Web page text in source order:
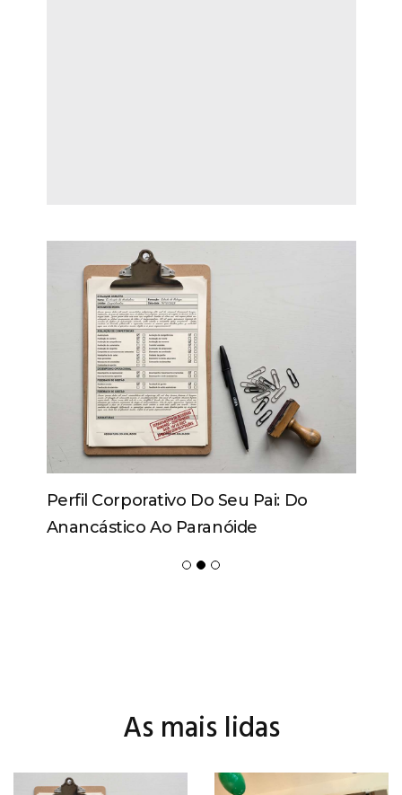
Perfil Corporativo Do Seu Pai: Do
Anancástico Ao Paranóide
As mais lidas